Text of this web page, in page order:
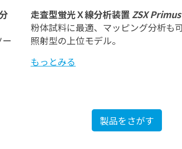
走査型蛍光Ｘ線分析装置ZSX
粉体試料に最適、マッピング分析も
照射型の上位モデル。
もっとみる
製品をさがす